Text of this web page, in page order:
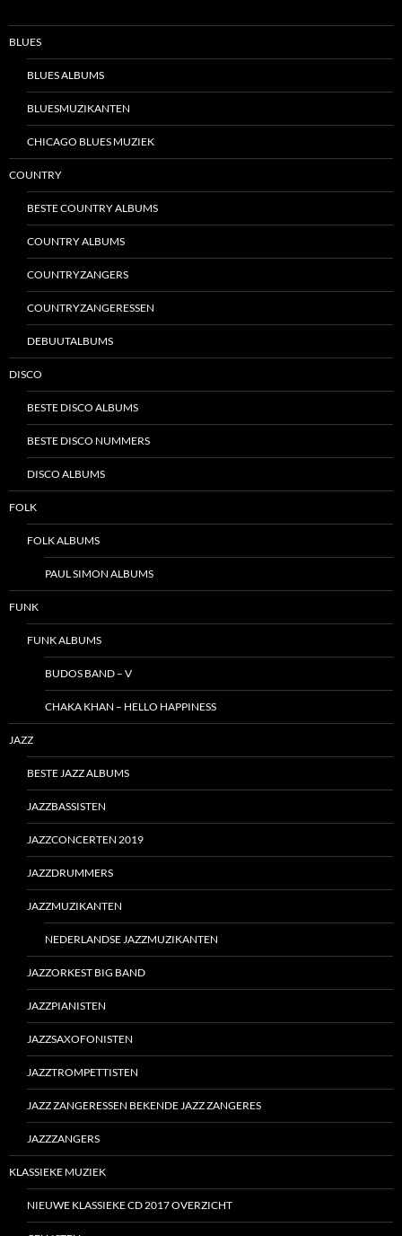
BLUES
BLUES ALBUMS
BLUESMUZIKANTEN
CHICAGO BLUES MUZIEK
COUNTRY
BESTE COUNTRY ALBUMS
COUNTRY ALBUMS
COUNTRYZANGERS
COUNTRYZANGERESSEN
DEBUUTALBUMS
DISCO
BESTE DISCO ALBUMS
BESTE DISCO NUMMERS
DISCO ALBUMS
FOLK
FOLK ALBUMS
PAUL SIMON ALBUMS
FUNK
FUNK ALBUMS
BUDOS BAND – V
CHAKA KHAN – HELLO HAPPINESS
JAZZ
BESTE JAZZ ALBUMS
JAZZBASSISTEN
JAZZCONCERTEN 2019
JAZZDRUMMERS
JAZZMUZIKANTEN
NEDERLANDSE JAZZMUZIKANTEN
JAZZORKEST BIG BAND
JAZZPIANISTEN
JAZZSAXOFONISTEN
JAZZTROMPETTISTEN
JAZZ ZANGERESSEN BEKENDE JAZZ ZANGERES
JAZZZANGERS
KLASSIEKE MUZIEK
NIEUWE KLASSIEKE CD 2017 OVERZICHT